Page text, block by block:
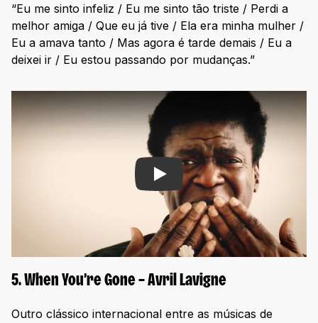
“Eu me sinto infeliz / Eu me sinto tão triste / Perdi a
melhor amiga / Que eu já tive / Ela era minha mulher /
Eu a amava tanto / Mas agora é tarde demais / Eu a
deixei ir / Eu estou passando por mudanças.”
Play
5. When You’re Gone – Avril Lavigne
Outro clássico internacional entre as músicas de